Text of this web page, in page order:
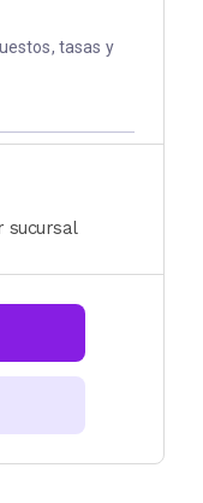
tasas y
sucursal